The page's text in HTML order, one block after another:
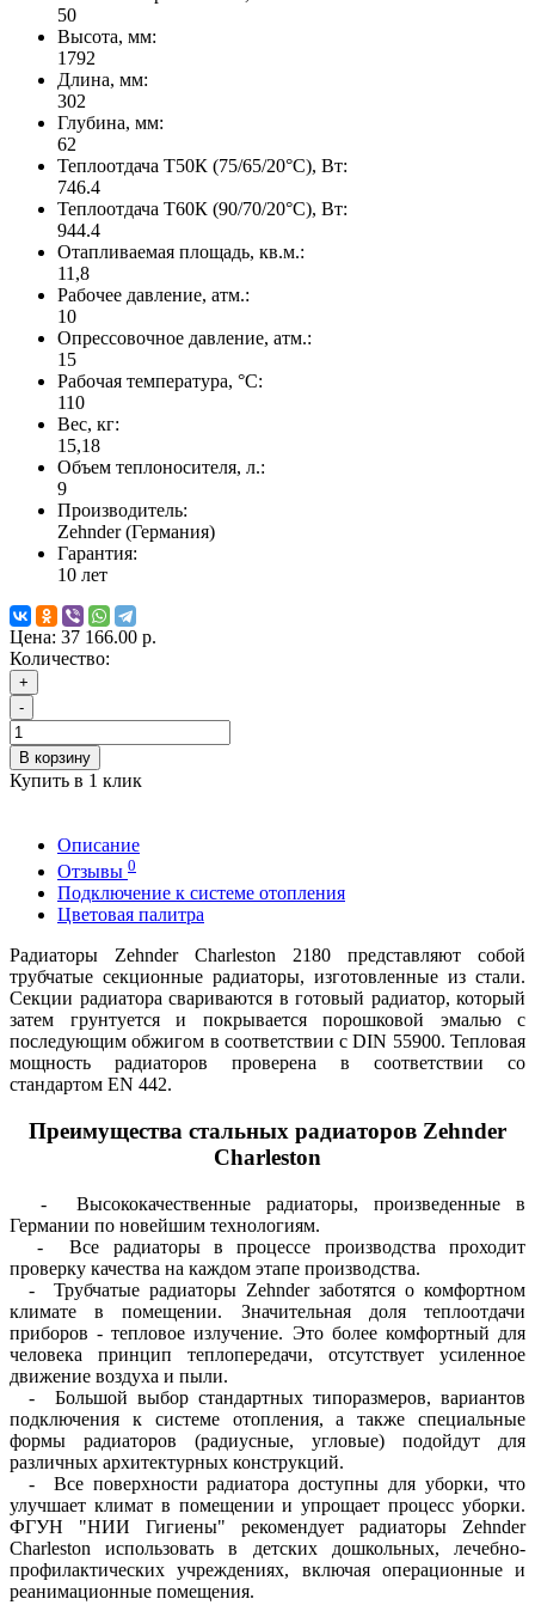
50
Высота, мм:
1792
Длина, мм:
302
Глубина, мм:
62
Теплоотдача Т50К (75/65/20°C), Вт:
746.4
Теплоотдача Т60К (90/70/20°C), Вт:
944.4
Отапливаемая площадь, кв.м.:
11,8
Рабочее давление, атм.:
10
Опрессовочное давление, атм.:
15
Рабочая температура, °C:
110
Вес, кг:
15,18
Объем теплоносителя, л.:
9
Производитель:
Zehnder (Германия)
Гарантия:
10 лет
Цена: 37 166.00 р.
Количество:
+
-
В корзину
Купить в 1 клик
Описание
Отзывы 0
Подключение к системе отопления
Цветовая палитра
Радиаторы Zehnder Charleston 2180 представляют собой
трубчатые секционные радиаторы, изготовленные из стали.
Секции радиатора свариваются в готовый радиатор, который
затем грунтуется и покрывается порошковой эмалью с
последующим обжигом в соответствии с DIN 55900. Тепловая
мощность радиаторов проверена в соответствии со
стандартом EN 442.
Преимущества стальных радиаторов Zehnder
Charleston
- Высококачественные радиаторы, произведенные в
Германии по новейшим технологиям.
- Все радиаторы в процессе производства проходит
проверку качества на каждом этапе производства.
- Трубчатые радиаторы Zehnder заботятся о комфортном
климате в помещении. Значительная доля теплоотдачи
приборов - тепловое излучение. Это более комфортный для
человека принцип теплопередачи, отсутствует усиленное
движение воздуха и пыли.
- Большой выбор стандартных типоразмеров, вариантов
подключения к системе отопления, а также специальные
формы радиаторов (радиусные, угловые) подойдут для
различных архитектурных конструкций.
- Все поверхности радиатора доступны для уборки, что
улучшает климат в помещении и упрощает процесс уборки.
ФГУН "НИИ Гигиены" рекомендует радиаторы Zehnder
Charleston использовать в детских дошкольных, лечебно-
профилактических учреждениях, включая операционные и
реанимационные помещения.